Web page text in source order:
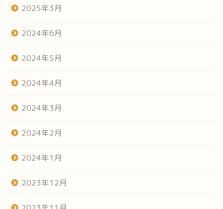
2025年3月
2024年6月
2024年5月
2024年4月
2024年3月
2024年2月
2024年1月
2023年12月